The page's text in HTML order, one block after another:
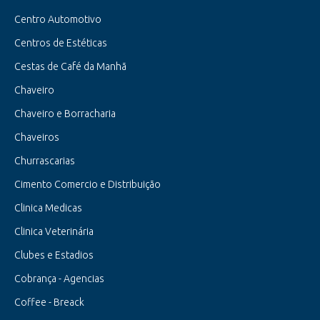
Centro Automotivo
Centros de Estéticas
Cestas de Café da Manhã
Chaveiro
Chaveiro e Borracharia
Chaveiros
Churrascarias
Cimento Comercio e Distribuição
Clinica Medicas
Clinica Veterinária
Clubes e Estadios
Cobrança - Agencias
Coffee - Breack